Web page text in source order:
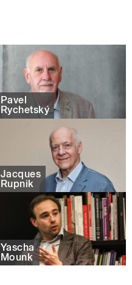
Pavel
Rychetský
Jacques
Rupnik
Yascha
Mounk